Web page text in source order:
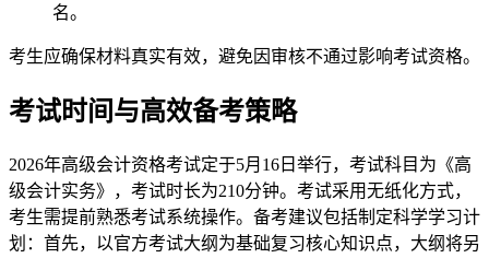
名。
考生应确保材料真实有效，避免因审核不通过影响考试资格。
考试时间与高效备考策略
2026年高级会计资格考试定于5月16日举行，考试科目为《高
级会计实务》，考试时长为210分钟。考试采用无纸化方式，
考生需提前熟悉考试系统操作。备考建议包括制定科学学习计
划：首先，以官方考试大纲为基础复习核心知识点，大纲将另